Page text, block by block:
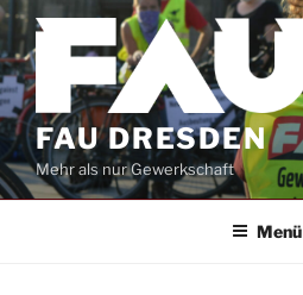
Zum
Inhalt
springen
FAU DRESDEN
Mehr als nur Gewerkschaft
Menü